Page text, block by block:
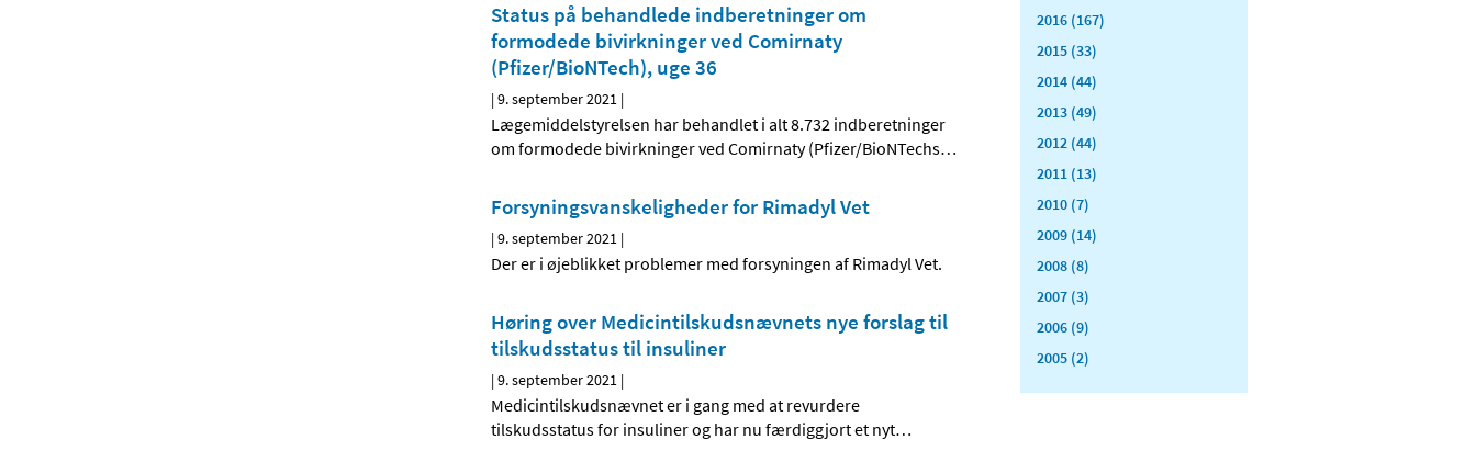
Status på behandlede indberetninger om
formodede bivirkninger ved Comirnaty
(Pfizer/BioNTech), uge 36
|9. september 2021 |
Lægemiddelstyrelsen har behandlet i alt 8.732 indberetninger
om formodede bivirkninger ved Comirnaty (Pfizer/BioNTechs…
Forsyningsvanskeligheder for Rimadyl Vet
|9. september 2021 |
Der er i øjeblikket problemer med forsyningen af Rimadyl Vet.
Høring over Medicintilskudsnævnets nye forslag til
tilskudsstatus til insuliner
|9. september 2021 |
Medicintilskudsnævnet er i gang med at revurdere
tilskudsstatus for insuliner og har nu færdiggjort et nyt…
2016 (167)
2015 (33)
2014 (44)
2013 (49)
2012 (44)
2011 (13)
2010 (7)
2009 (14)
2008 (8)
2007 (3)
2006 (9)
2005 (2)